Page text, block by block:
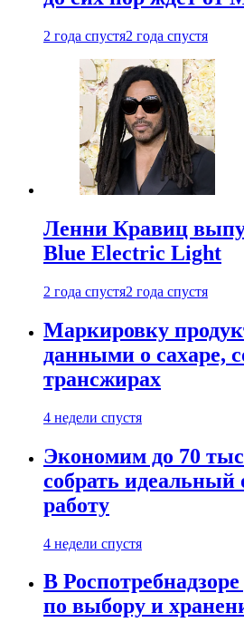
2 года спустя2 года спустя
Ленни Кравиц
Blue Electric Light
2 года спустя2 года спустя
Маркировку
данными о сахаре,
трансжирах
4 недели спустя
Экономим до 70
собрать идеальный
работу
4 недели спустя
В
по выбору и